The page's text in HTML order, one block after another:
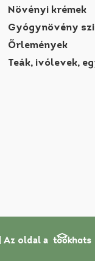
Növényi krémek
Gyógynövény
Őrlemények
Teák, ivólevek,
Az oldal a